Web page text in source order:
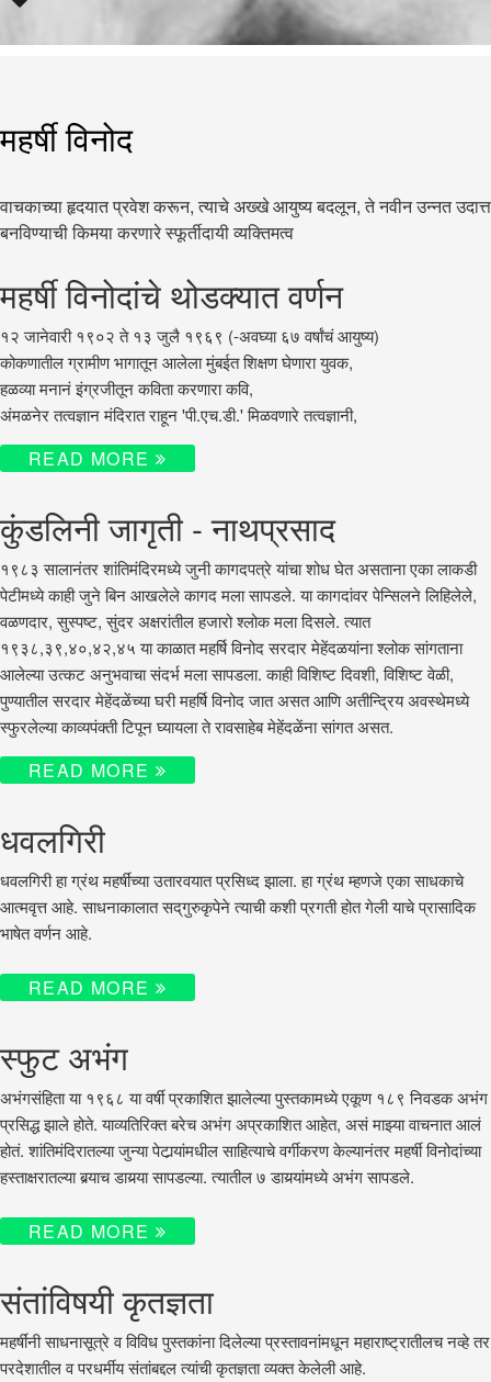
महर्षी विनोद
वाचकाच्या हृदयात प्रवेश करून, त्याचे अख्खे आयुष्य बदलून, ते नवीन उन्नत उदात्त
बनविण्याची किमया करणारे स्फूर्तीदायी व्यक्तिमत्व
महर्षी विनोदांचे थोडक्यात वर्णन
१२ जानेवारी १९०२ ते १३ जुलै १९६९ (-अवघ्या ६७ वर्षांचं आयुष्य)
कोकणातील ग्रामीण भागातून आलेला मुंबईत शिक्षण घेणारा युवक,
हळव्या मनानं इंग्रजीतून कविता करणारा कवि,
अंमळनेर तत्वज्ञान मंदिरात राहून 'पी.एच.डी.' मिळवणारे तत्वज्ञानी,
READ MORE
कुंडलिनी जागृती - नाथप्रसाद
१९८३ सालानंतर शांतिमंदिरमध्ये जुनी कागदपत्रे यांचा शोध घेत असताना एका लाकडी
पेटीमध्ये काही जुने बिन आखलेले कागद मला सापडले. या कागदांवर पेन्सिलने लिहिलेले,
वळणदार, सुस्पष्ट, सुंदर अक्षरांतील हजारो श्लोक मला दिसले. त्यात
१९३८,३९,४०,४२,४५ या काळात महर्षि विनोद सरदार मेहेंदळयांना श्लोक सांगताना
आलेल्या उत्कट अनुभवाचा संदर्भ मला सापडला. काही विशिष्ट दिवशी, विशिष्ट वेळी,
पुण्यातील सरदार मेहेंदळेंच्या घरी महर्षि विनोद जात असत आणि अतीन्द्रिय अवस्थेमध्ये
स्फुरलेल्या काव्यपंक्ती टिपून घ्यायला ते रावसाहेब मेहेंदळेंना सांगत असत.
READ MORE
धवलगिरी
धवलगिरी हा ग्रंथ महर्षींच्या उतारवयात प्रसिध्द झाला. हा ग्रंथ म्हणजे एका साधकाचे
आत्मवृत्त आहे. साधनाकालात सद्‌गुरुकृपेने त्याची कशी प्रगती होत गेली याचे प्रासादिक
भाषेत वर्णन आहे.
READ MORE
स्फुट अभंग
अभंगसंहिता या १९६८ या वर्षी प्रकाशित झालेल्या पुस्तकामध्ये एकूण १८९ निवडक अभंग
प्रसिद्ध झाले होते. याव्यतिरिक्त बरेच अभंग अप्रकाशित आहेत, असं माझ्या वाचनात आलं
होतं. शांतिमंदिरातल्या जुन्या पेटार्‍यांमधील साहित्याचे वर्गीकरण केल्यानंतर महर्षी विनोदांच्या
हस्ताक्षरातल्या बर्‍याच डायर्‍या सापडल्या. त्यातील ७ डायर्‍यांमध्ये अभंग सापडले.
READ MORE
संतांविषयी कृतज्ञता
महर्षींनी साधनासूत्रे व विविध पुस्तकांना दिलेल्या प्रस्तावनांमधून महाराष्ट्रातीलच नव्हे तर
परदेशातील व परधर्मीय संतांबद्दल त्यांची कृतज्ञता व्यक्त केलेली आहे.